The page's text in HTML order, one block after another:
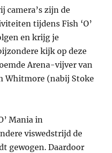
camera’s zijn de
tijdens Fish ‘O’
en krijg je
kijk op deze
Arena-vijver van
Whitmore (nabij Stoke
Mania in
viswedstrijd de
gewogen. Daardoor